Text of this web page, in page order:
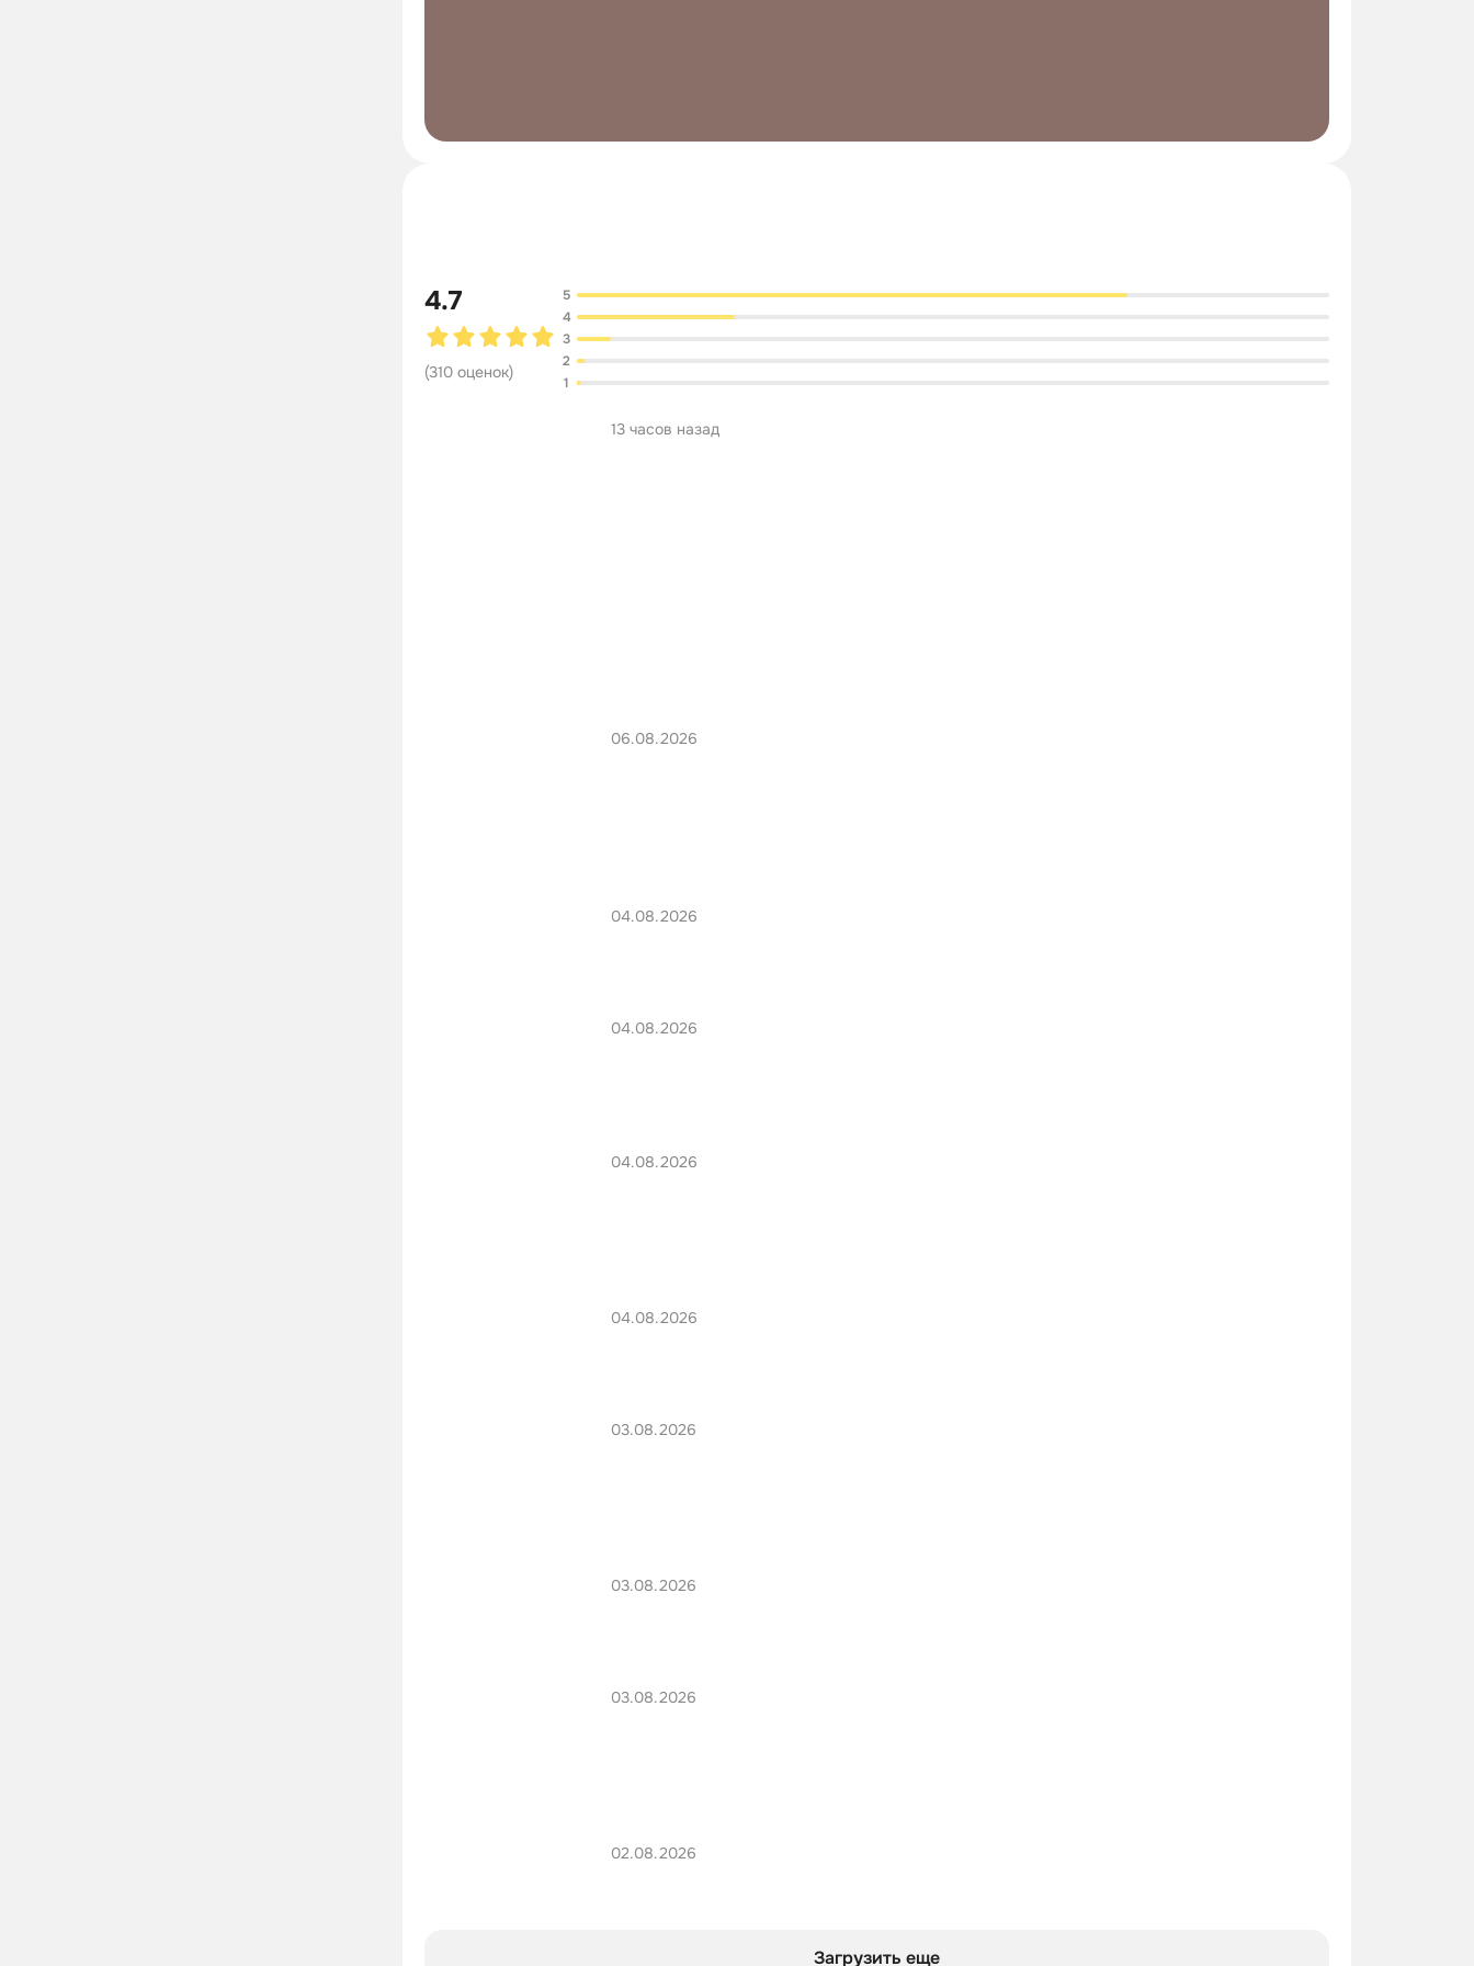
4.7
(310 оценок)
1
2
3
4
5
13 часов назад
06.08.2026
04.08.2026
04.08.2026
04.08.2026
04.08.2026
03.08.2026
03.08.2026
03.08.2026
02.08.2026
Загрузить еще